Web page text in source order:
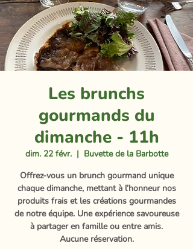
Les brunchs
gourmands du
dimanche - 11h
dim. 22 févr.
  |
Buvette de la Barbotte
Offrez-vous un brunch gourmand unique
chaque dimanche, mettant à l’honneur nos
produits frais et les créations gourmandes
de notre équipe. Une expérience savoureuse
à partager en famille ou entre amis.
Aucune réservation.